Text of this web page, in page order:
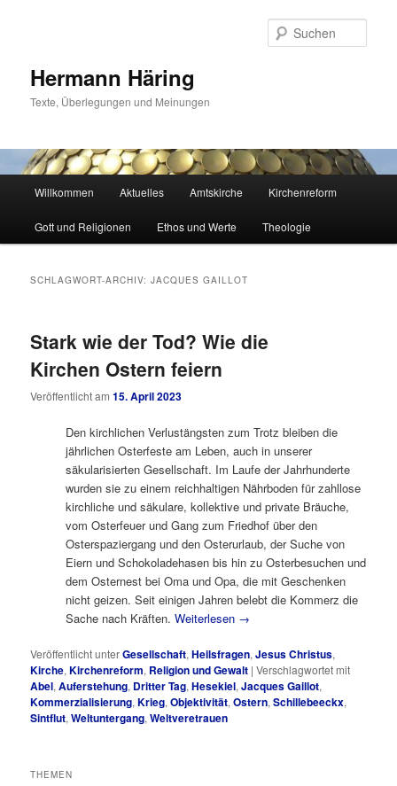
Hermann Häring
Texte, Überlegungen und Meinungen
Willkommen Aktuelles Amtskirche Kirchenreform
Gott und Religionen Ethos und Werte Theologie
SCHLAGWORT-ARCHIV:JACQUES GAILLOT
Stark wie der Tod? Wie die
Kirchen Ostern feiern
Veröffentlicht am15. April 2023
Den kirchlichen Verlustängsten zum Trotz bleiben die
jährlichen Osterfeste am Leben, auch in unserer
säkularisierten Gesellschaft. Im Laufe der Jahrhunderte
wurden sie zu einem reichhaltigen Nährboden für zahllose
kirchliche und säkulare, kollektive und private Bräuche,
vom Osterfeuer und Gang zum Friedhof über den
Osterspaziergang und den Osterurlaub, der Suche von
Eiern und Schokoladehasen bis hin zu Osterbesuchen und
dem Osternest bei Oma und Opa, die mit Geschenken
nicht geizen. Seit einigen Jahren belebt die Kommerz die
Sache nach Kräften.Weiterlesen →
Veröffentlicht unterGesellschaft,Heilsfragen,Jesus Christus,
Kirche,Kirchenreform, Religion und Gewalt |Verschlagwortet mit
Abel,Auferstehung, Dritter Tag,Hesekiel,Jacques Gaillot,
Kommerzialisierung,Krieg,Objektivität,Ostern,Schillebeeckx,
Sintflut,Weltuntergang,Weltveretrauen
THEMEN